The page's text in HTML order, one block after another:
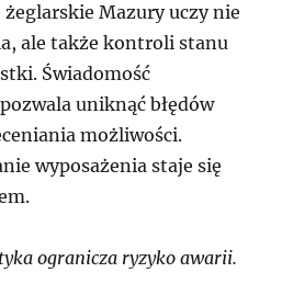
żeglarskie Mazury uczy nie
ale także kontroli stanu
Świadomość
uniknąć błędów
możliwości.
wyposażenia staje się
ogranicza ryzyko awarii.